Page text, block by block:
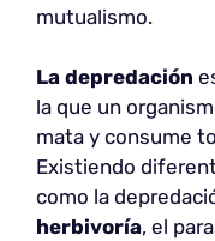
mutualismo.
La depredación
la que un
mata y consume
Existiendo
como la
herbivoría, el